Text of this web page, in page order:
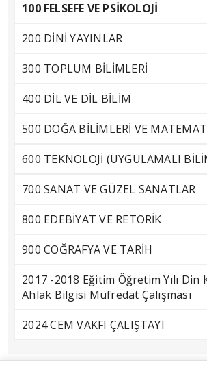
100 FELSEFE VE PSİKOLOJİ
200 DİNİ YAYINLAR
300 TOPLUM BİLİMLERİ
400 DİL VE DİL BİLİM
500 DOĞA BİLİMLERİ VE
600 TEKNOLOJİ (UYGULAMALI
700 SANAT VE GÜZEL SANATLAR
800 EDEBİYAT VE RETORİK
900 COĞRAFYA VE TARİH
2017 -2018 Eğitim Öğretim Yılı Din
Ahlak Bilgisi Müfredat Çalışması
2024 CEM VAKFI ÇALIŞTAYI